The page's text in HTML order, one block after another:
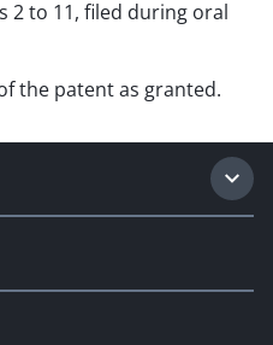
2 to 11, filed during oral
the patent as granted.